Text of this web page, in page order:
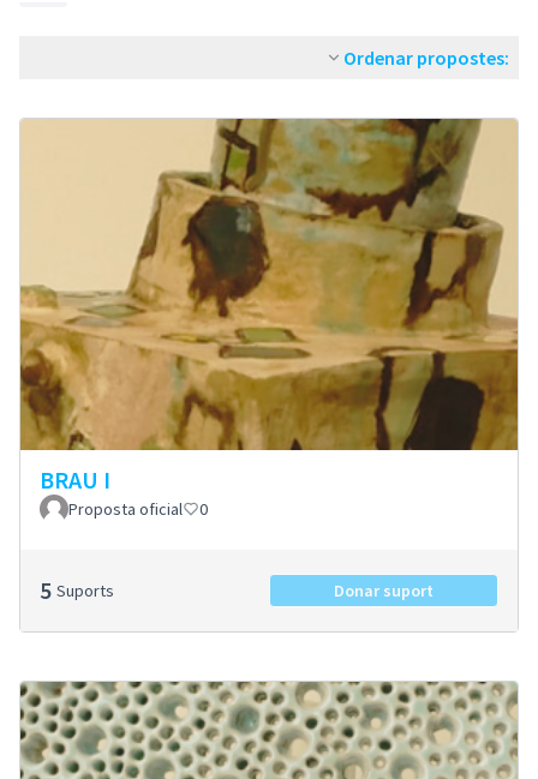
Ordenar propostes:
BRAU I
Proposta oficial 0
5 Suports Donar suport